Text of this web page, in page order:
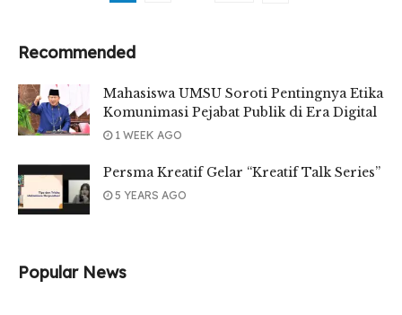
Recommended
Mahasiswa UMSU Soroti Pentingnya Etika
Komunimasi Pejabat Publik di Era Digital
1 WEEK AGO
Persma Kreatif Gelar “Kreatif Talk Series”
5 YEARS AGO
Popular News